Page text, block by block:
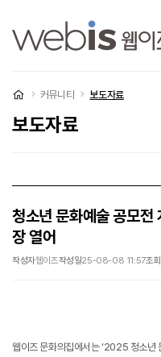
처음으로
커뮤니티 보도자료
보도자료
청소년 문화예술 공모전
장 열어
작성자웹이즈작성일25-08-08 11:57조
웹이즈 문화의집에서는 ‘2025 청소년